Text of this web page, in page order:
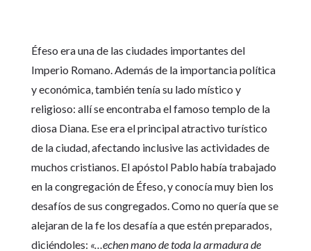
Éfeso era una de las ciudades importantes del
Imperio Romano. Además de la importancia política
y económica, también tenía su lado místico y
religioso: allí se encontraba el famoso templo de la
diosa Diana. Ese era el principal atractivo turístico
de la ciudad, afectando inclusive las actividades de
muchos cristianos. El apóstol Pablo había trabajado
en la congregación de Éfeso, y conocía muy bien los
desafíos de sus congregados. Como no quería que se
alejaran de la fe los desafía a que estén preparados,
diciéndoles: «…echen mano de toda la armadura de